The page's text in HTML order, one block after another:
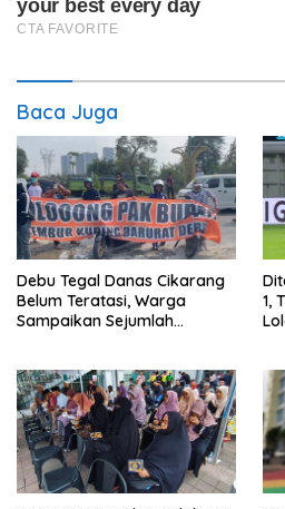
Baca Juga
Debu Tegal Danas Cikarang
Belum Teratasi, Warga
Sampaikan Sejumlah
1,